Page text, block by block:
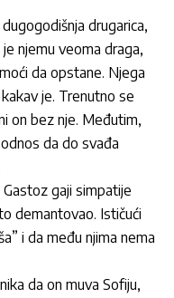
drugarica,
njemu veoma draga,
da opstane. Njega
je. Trenutno se
on bez nje. Međutim,
da do svađa
gaji simpatije
demantovao. Ističući
i da među njima nema
da on muva Sofiju,